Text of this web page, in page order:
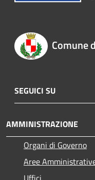
Comune
SEGUICI SU
AMMINISTRAZIONE
Organi di Governo
Aree